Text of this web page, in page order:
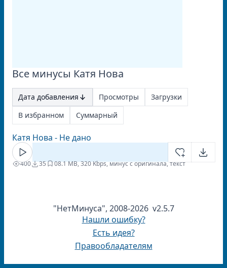
Все минусы Катя Нова
Дата добавления Просмотры
Загрузки
В избранном
Суммарный
Катя Нова - Не дано
400 35 08.1 MB, 320 Kbps, минус с оригинала, текст
"НетМинуса", 2008-2026 v2.5.7
Нашли ошибку?
Есть идея?
Правообладателям